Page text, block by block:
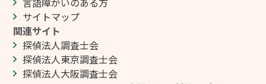
サイトマップ
関連サイト
探偵法人調査士会
探偵法人東京調査士会
探偵法人大阪調査士会